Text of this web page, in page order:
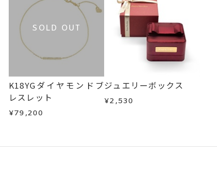
SOLD OUT
K18YGダイヤモンドブ
レスレット
¥79,200
ジュエリーボックス
¥2,530